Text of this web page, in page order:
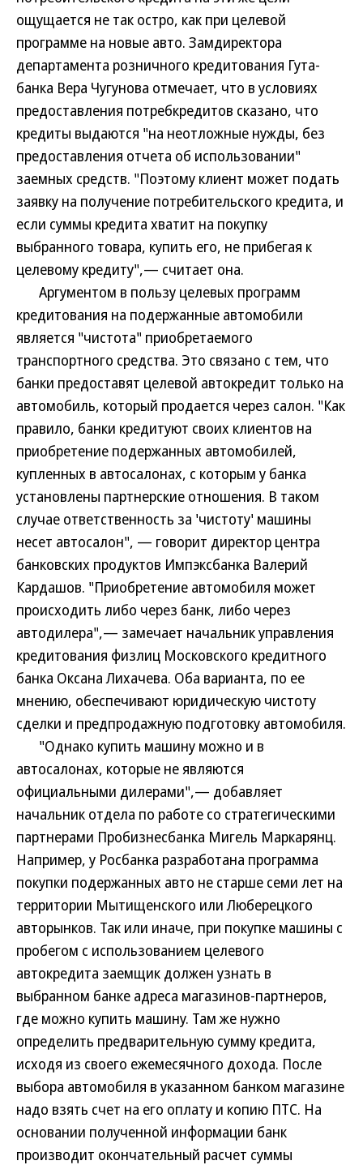
ощущается не так остро, как при целевой
программе на новые авто. Замдиректора
департамента розничного кредитования Гута-
банка Вера Чугунова отмечает, что в условиях
предоставления потребкредитов сказано, что
кредиты выдаются "на неотложные нужды, без
предоставления отчета об использовании"
заемных средств. "Поэтому клиент может подать
заявку на получение потребительского кредита, и
если суммы кредита хватит на покупку
выбранного товара, купить его, не прибегая к
целевому кредиту",— считает она.
Аргументом в пользу целевых программ
кредитования на подержанные автомобили
является "чистота" приобретаемого
транспортного средства. Это связано с тем, что
банки предоставят целевой автокредит только на
автомобиль, который продается через салон. "Как
правило, банки кредитуют своих клиентов на
приобретение подержанных автомобилей,
купленных в автосалонах, с которым у банка
установлены партнерские отношения. В таком
случае ответственность за 'чистоту' машины
несет автосалон", — говорит директор центра
банковских продуктов Импэксбанка Валерий
Кардашов. "Приобретение автомобиля может
происходить либо через банк, либо через
автодилера",— замечает начальник управления
кредитования физлиц Московского кредитного
банка Оксана Лихачева. Оба варианта, по ее
мнению, обеспечивают юридическую чистоту
сделки и предпродажную подготовку автомобиля.
"Однако купить машину можно и в
автосалонах, которые не являются
официальными дилерами",— добавляет
начальник отдела по работе со стратегическими
партнерами Пробизнесбанка Мигель Маркарянц.
Например, у Росбанка разработана программа
покупки подержанных авто не старше семи лет на
территории Мытищенского или Люберецкого
авторынков. Так или иначе, при покупке машины с
пробегом с использованием целевого
автокредита заемщик должен узнать в
выбранном банке адреса магазинов-партнеров,
где можно купить машину. Там же нужно
определить предварительную сумму кредита,
исходя из своего ежемесячного дохода. После
выбора автомобиля в указанном банком магазине
надо взять счет на его оплату и копию ПТС. На
основании полученной информации банк
производит окончательный расчет суммы